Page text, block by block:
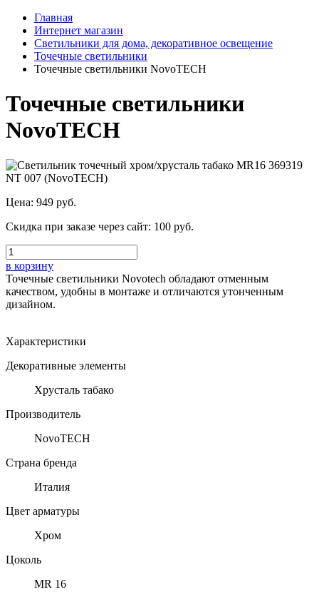
Главная
Интернет магазин
Светильники для дома, декоративное освещение
Точечные светильники
Точечные светильники NovoTECH
Точечные светильники
NovoTECH
Цена: 949 руб.
Скидка при заказе через сайт: 100 руб.
в корзину
Точечные светильники Novotech обладают отменным
качеством, удобны в монтаже и отличаются утонченным
дизайном.
Характеристики
Декоративные элементы
Хрусталь табако
Производитель
NovoTECH
Страна бренда
Италия
Цвет арматуры
Хром
Цоколь
MR 16